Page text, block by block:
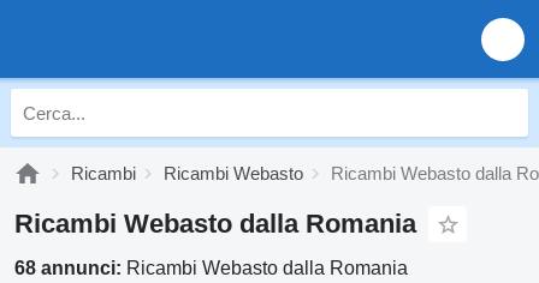
Ricambi Ricambi Webasto Ricambi Webasto dalla
Ricambi Webasto dalla Romania
68 annunci: Ricambi Webasto dalla Romania